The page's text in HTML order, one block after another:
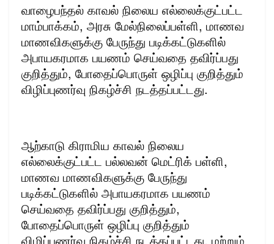
வாழைபந்தல் காவல் நிலைய எல்லைக்குட்பட்ட
மாம்பாக்கம், அரசு மேல்நிலைப்பள்ளி, மாணவ
மாணவிகளுக்கு பேருந்து படிக்கட்டுகளில்
அபாயகரமாக பயணம் செய்வதை தவிர்ப்பது
குறித்தும், போதைப்பொருள் ஒழிப்பு குறித்தும்
விழிப்புணர்வு நிகழ்ச்சி நடத்தப்பட்டது.
ஆற்காடு கிராமிய காவல் நிலைய
எல்லைக்குட்பட்ட பல்லவன் மெட்ரிக் பள்ளி,
மாணவ மாணவிகளுக்கு பேருந்து
படிக்கட்டுகளில் அபாயகரமாக பயணம்
செய்வதை தவிர்ப்பது குறித்தும்,
போதைப்பொருள் ஒழிப்பு குறித்தும்
விழிப்புணர்வு நிகழ்ச்சி நடத்தப்பட்டது. மற்றும்